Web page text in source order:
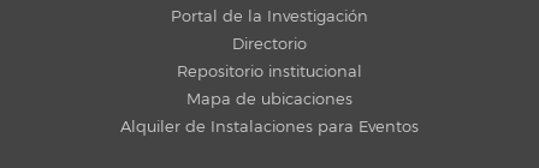
Portal de la Investigación
Directorio
Repositorio institucional
Mapa de ubicaciones
Alquiler de Instalaciones para Eventos